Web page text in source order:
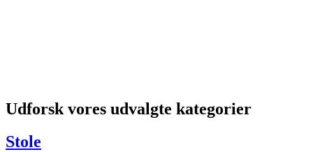
Har du brug for hjælp så kontakt venligst kundeservice via:
Tel +45 63 13 26 72
Udforsk vores udvalgte kategorier
Stole